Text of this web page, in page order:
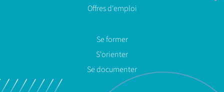
Offres d'emploi
Se former
S'orienter
Se documenter